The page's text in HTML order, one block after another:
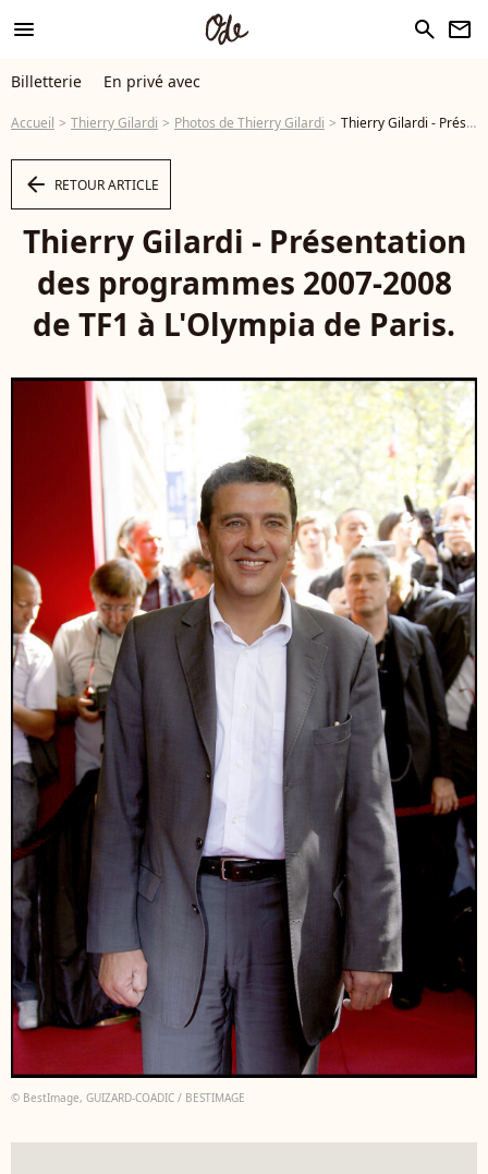
menu search newsletter
Billetterie En privé avec
Accueil Thierry Gilardi Photos de Thierry Gilardi Thierry Gilardi - Présentation des programmes 2007-2008 de TF1 à L'Olympia de Paris. - Photo
arrow_left RETOUR ARTICLE
Thierry Gilardi - Présentation
des programmes 2007-2008
de TF1 à L'Olympia de Paris.
© BestImage, GUIZARD-COADIC / BESTIMAGE